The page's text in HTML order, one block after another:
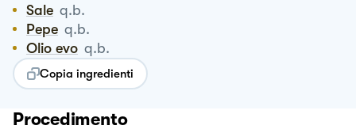
Sale q.b.
Pepe q.b.
Olio evo q.b.
Copia ingredienti
Procedimento